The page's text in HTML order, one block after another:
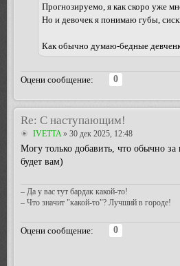
Прогнозируемо, я как скоро уже
Но и девочек я понимаю губы,
Как обычно думаю-бедные
Оцени сообщение: 0
Re: С наступающим!
IVETTA» 30 дек 2025, 12:48
Могу только добавить, что обычно
будет вам)
– Да у вас тут бардак какой-то!
– Что значит "какой-то"? Лучший в городе!
Оцени сообщение: 0